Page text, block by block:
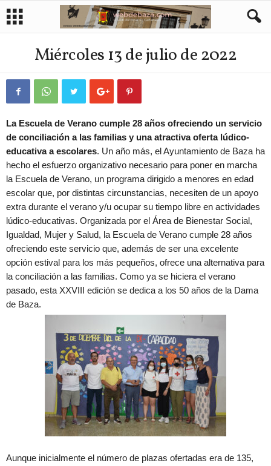
Miércoles 13 de julio de 2022
La Escuela de Verano cumple 28 años ofreciendo un servicio
de conciliación a las familias y una atractiva oferta lúdico-
educativa a escolares. Un año más, el Ayuntamiento de Baza ha
hecho el esfuerzo organizativo necesario para poner en marcha
la Escuela de Verano, un programa dirigido a menores en edad
escolar que, por distintas circunstancias, necesiten de un apoyo
extra durante el verano y/u ocupar su tiempo libre en actividades
lúdico-educativas. Organizada por el Área de Bienestar Social,
Igualdad, Mujer y Salud, la Escuela de Verano cumple 28 años
ofreciendo este servicio que, además de ser una excelente
opción estival para los más pequeños, ofrece una alternativa para
la conciliación a las familias. Como ya se hiciera el verano
pasado, esta XXVIII edición se dedica a los 50 años de la Dama
de Baza.
Aunque inicialmente el número de plazas ofertadas era de 135,